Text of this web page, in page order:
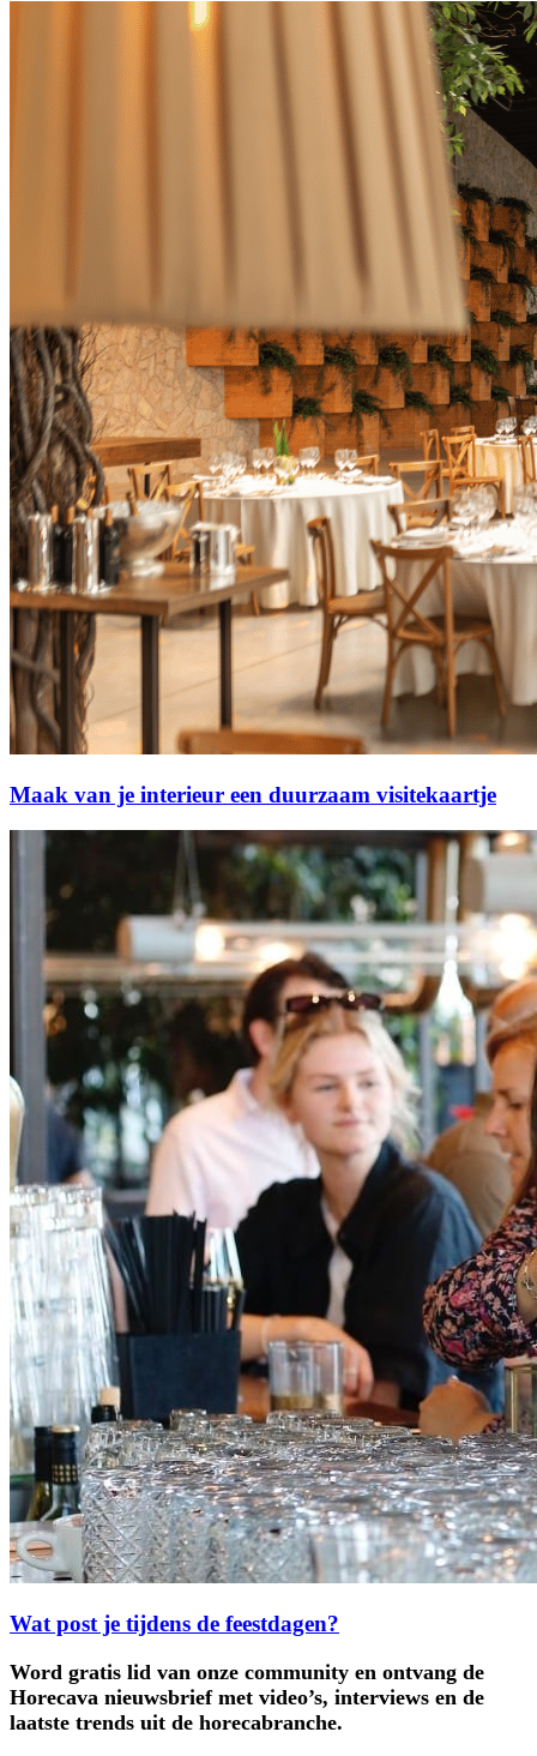
Maak van je interieur een duurzaam visitekaartje
Wat post je tijdens de feestdagen?
Word gratis lid van onze community en ontvang de
Horecava nieuwsbrief met video’s, interviews en de
laatste trends uit de horecabranche.